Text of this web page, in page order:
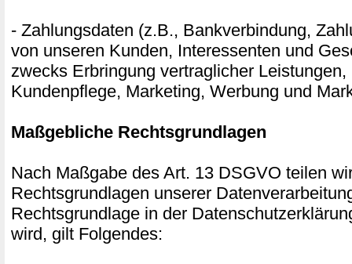
- Zahlungsdaten (z.B., Bankverbindung,
von unseren Kunden, Interessenten und
zwecks Erbringung vertraglicher
Kundenpflege, Marketing, Werbung und
Maßgebliche Rechtsgrundlagen
Nach Maßgabe des Art. 13 DSGVO teilen
Rechtsgrundlagen unserer
Rechtsgrundlage in der
wird, gilt Folgendes: